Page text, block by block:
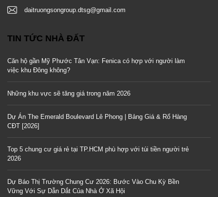
daitruongsongroup.dtsg@gmail.com
TIN TỨC NHÀ ĐẤT
Căn hộ gần Mỹ Phước Tân Vạn: Fenica có hợp với người làm
việc khu Đông không?
Những khu vực sẽ tăng giá trong năm 2026
Dự Án The Emerald Boulevard Lê Phong | Bảng Giá & Rổ Hàng
CĐT [2026]
Top 5 chung cư giá rẻ tại TP.HCM phù hợp với túi tiền người trẻ
2026
Dự Báo Thị Trường Chung Cư 2026: Bước Vào Chu Kỳ Bền
Vững Với Sự Dẫn Dắt Của Nhà Ở Xã Hội